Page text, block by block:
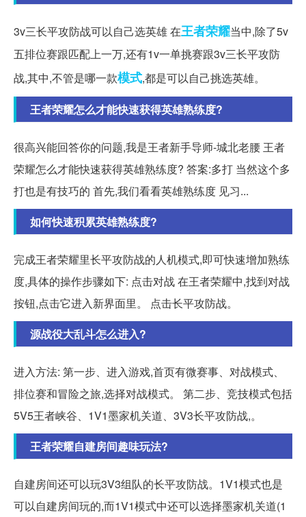
3v三长平攻防战可以自己选英雄 在王者荣耀当中,除了5v
五排位赛跟匹配上一万,还有1v一单挑赛跟3v三长平攻防
战,其中,不管是哪一款模式,都是可以自己挑选英雄。
王者荣耀怎么才能快速获得英雄熟练度?
很高兴能回答你的问题,我是王者新手导师-城北老腰 王者
荣耀怎么才能快速获得英雄熟练度? 答案:多打 当然这个多
打也是有技巧的 首先,我们看看英雄熟练度 见习...
如何快速积累英雄熟练度?
完成王者荣耀里长平攻防战的人机模式,即可快速增加熟练
度,具体的操作步骤如下: 点击对战 在王者荣耀中,找到对战
按钮,点击它进入新界面里。 点击长平攻防战。
源战役大乱斗怎么进入?
进入方法: 第一步、进入游戏,首页有微赛事、对战模式、
排位赛和冒险之旅,选择对战模式。 第二步、竞技模式包括
5V5王者峡谷、1V1墨家机关道、3V3长平攻防战,。
王者荣耀自建房间趣味玩法?
自建房间还可以玩3V3组队的长平攻防战。1V1模式也是
可以自建房间玩的,而1V1模式中还可以选择墨家机关道(1